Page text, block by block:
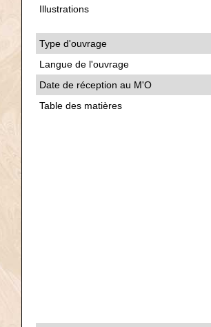
Illustrations
Type d'ouvrage
Langue de l'ouvrage
Date de réception au M'O
Table des matières